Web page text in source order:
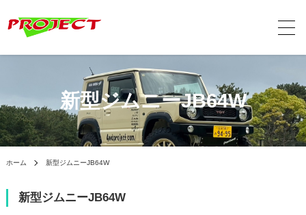
新型ジムニーJB64W
ホーム 新型ジムニーJB64W
新型ジムニーJB64W